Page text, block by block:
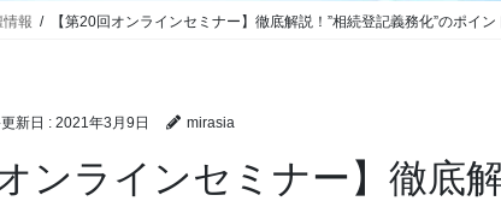
情報 【第20回オンラインセミナー】徹底解説！”相続登記義務化”のポ
新日 : 2021年3月9日 mirasia
オンラインセミナー】徹底